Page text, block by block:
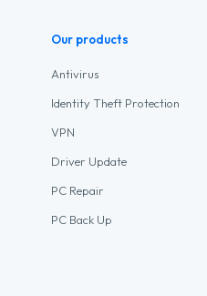
Our products
Antivirus
Identity Theft Protection
VPN
Driver Update
PC Repair
PC Back Up